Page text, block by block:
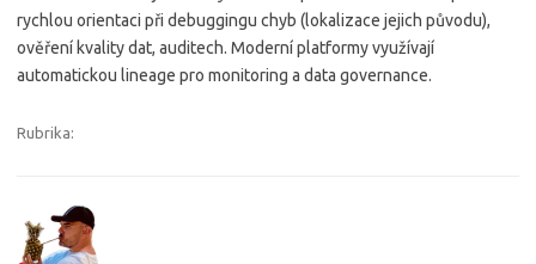
rychlou orientaci při debuggingu chyb (lokalizace jejich původu),
ověření kvality dat, auditech. Moderní platformy využívají
automatickou lineage pro monitoring a data governance.
Rubrika: